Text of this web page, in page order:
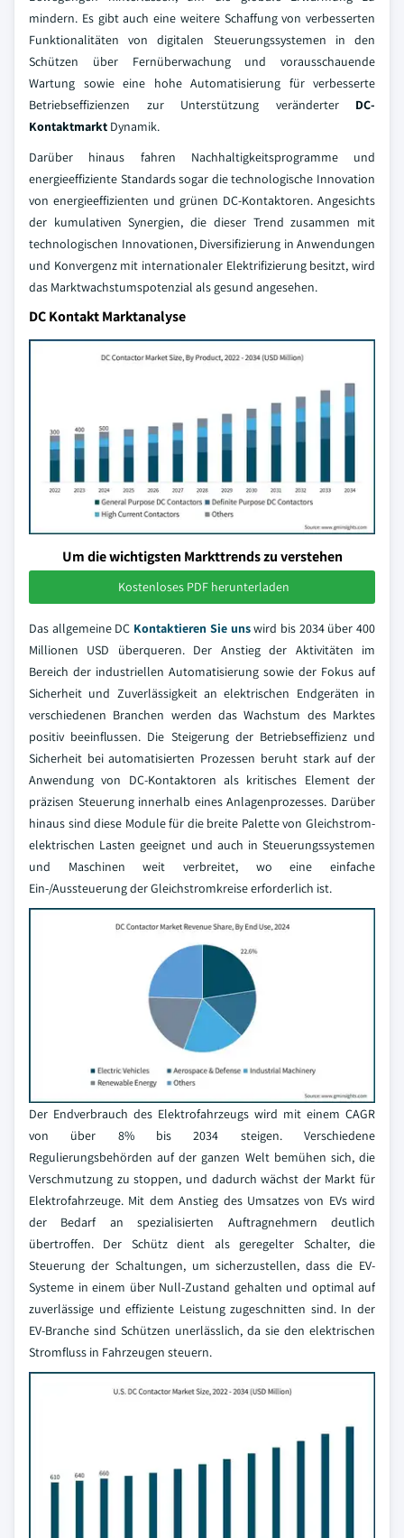
mindern. Es gibt auch eine weitere Schaffung von verbesserten
Funktionalitäten von digitalen Steuerungssystemen in den
Schützen über Fernüberwachung und vorausschauende
Wartung sowie eine hohe Automatisierung für verbesserte
Betriebseffizienzen zur Unterstützung veränderter DC-
Kontaktmarkt Dynamik.
Darüber hinaus fahren Nachhaltigkeitsprogramme und
energieeffiziente Standards sogar die technologische Innovation
von energieeffizienten und grünen DC-Kontaktoren. Angesichts
der kumulativen Synergien, die dieser Trend zusammen mit
technologischen Innovationen, Diversifizierung in Anwendungen
und Konvergenz mit internationaler Elektrifizierung besitzt, wird
das Marktwachstumspotenzial als gesund angesehen.
DC Kontakt Marktanalyse
Um die wichtigsten Markttrends zu verstehen
Kostenloses PDF herunterladen
Das allgemeine DC Kontaktieren Sie unswird bis 2034 über 400
Millionen USD überqueren. Der Anstieg der Aktivitäten im
Bereich der industriellen Automatisierung sowie der Fokus auf
Sicherheit und Zuverlässigkeit an elektrischen Endgeräten in
verschiedenen Branchen werden das Wachstum des Marktes
positiv beeinflussen. Die Steigerung der Betriebseffizienz und
Sicherheit bei automatisierten Prozessen beruht stark auf der
Anwendung von DC-Kontaktoren als kritisches Element der
präzisen Steuerung innerhalb eines Anlagenprozesses. Darüber
hinaus sind diese Module für die breite Palette von Gleichstrom-
elektrischen Lasten geeignet und auch in Steuerungssystemen
und Maschinen weit verbreitet, wo eine einfache
Ein-/Aussteuerung der Gleichstromkreise erforderlich ist.
Der Endverbrauch des Elektrofahrzeugs wird mit einem CAGR
von über 8% bis 2034 steigen. Verschiedene
Regulierungsbehörden auf der ganzen Welt bemühen sich, die
Verschmutzung zu stoppen, und dadurch wächst der Markt für
Elektrofahrzeuge. Mit dem Anstieg des Umsatzes von EVs wird
der Bedarf an spezialisierten Auftragnehmern deutlich
übertroffen. Der Schütz dient als geregelter Schalter, die
Steuerung der Schaltungen, um sicherzustellen, dass die EV-
Systeme in einem über Null-Zustand gehalten und optimal auf
zuverlässige und effiziente Leistung zugeschnitten sind. In der
EV-Branche sind Schützen unerlässlich, da sie den elektrischen
Stromfluss in Fahrzeugen steuern.